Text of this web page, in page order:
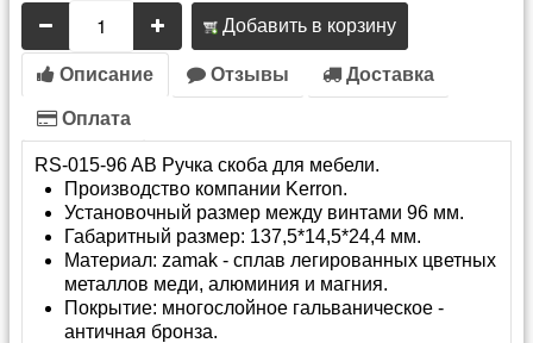
Добавить в корзину
Описание Отзывы Доставка
Оплата
RS-015-96 AB Ручка скоба для мебели.
Производство компании Kerron.
Установочный размер между винтами 96 мм.
Габаритный размер: 137,5*14,5*24,4 мм.
Материал: zamak - сплав легированных цветных
металлов меди, алюминия и магния.
Покрытие: многослойное гальваническое -
античная бронза.